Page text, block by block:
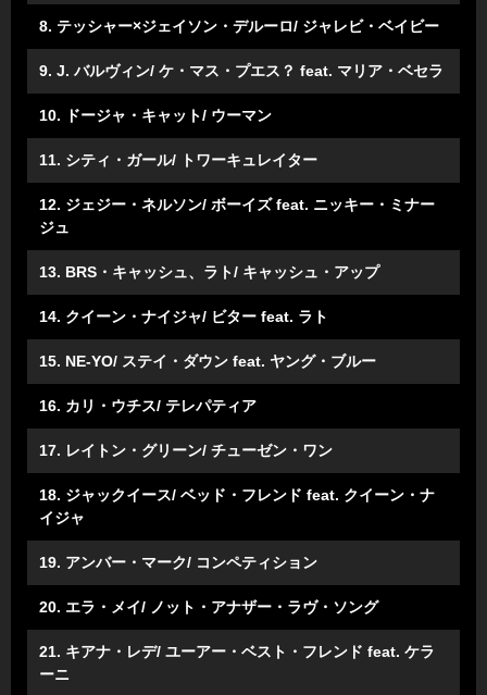
8. テッシャー×ジェイソン・デルーロ/ ジャレビ・ベイビー
9. J. バルヴィン/ ケ・マス・プエス？ feat. マリア・ベセラ
10. ドージャ・キャット/ ウーマン
11. シティ・ガール/ トワーキュレイター
12. ジェジー・ネルソン/ ボーイズ feat. ニッキー・ミナー
ジュ
13. BRS・キャッシュ、ラト/ キャッシュ・アップ
14. クイーン・ナイジャ/ ビター feat. ラト
15. NE-YO/ ステイ・ダウン feat. ヤング・ブルー
16. カリ・ウチス/ テレパティア
17. レイトン・グリーン/ チューゼン・ワン
18. ジャックイース/ ベッド・フレンド feat. クイーン・ナ
イジャ
19. アンバー・マーク/ コンペティション
20. エラ・メイ/ ノット・アナザー・ラヴ・ソング
21. キアナ・レデ/ ユーアー・ベスト・フレンド feat. ケラ
ーニ